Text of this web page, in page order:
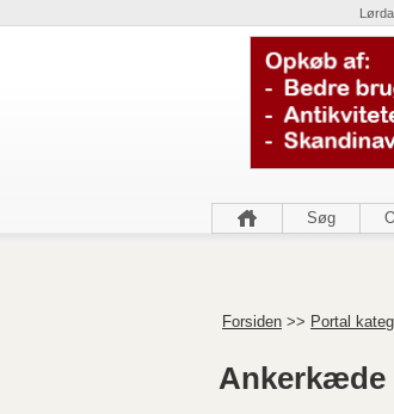
Søg
Forsiden >> Portal
Ankerkæde